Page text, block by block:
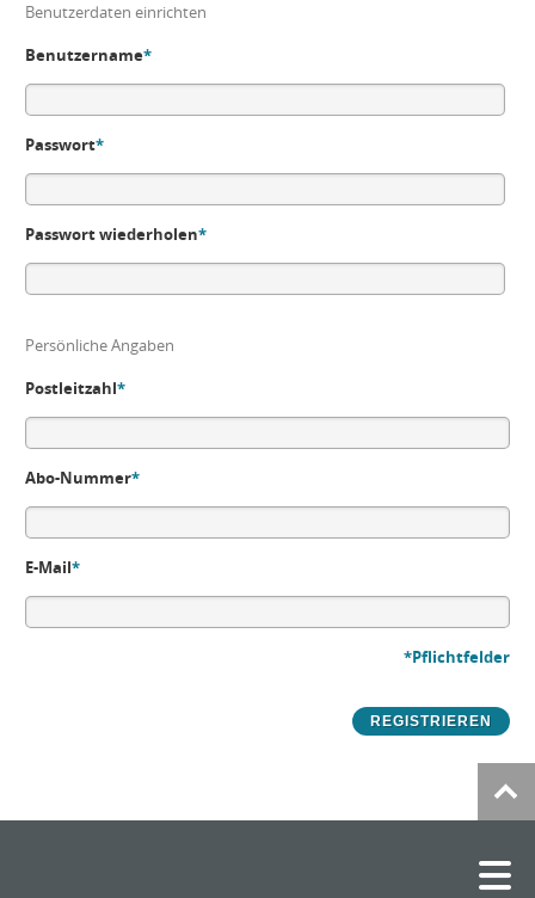
Benutzerdaten einrichten
Benutzername*
Passwort*
Passwort wiederholen*
Persönliche Angaben
Postleitzahl*
Abo-Nummer*
E-Mail*
*Pflichtfelder